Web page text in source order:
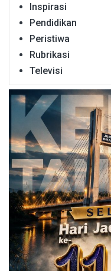
Inspirasi
Pendidikan
Peristiwa
Rubrikasi
Televisi